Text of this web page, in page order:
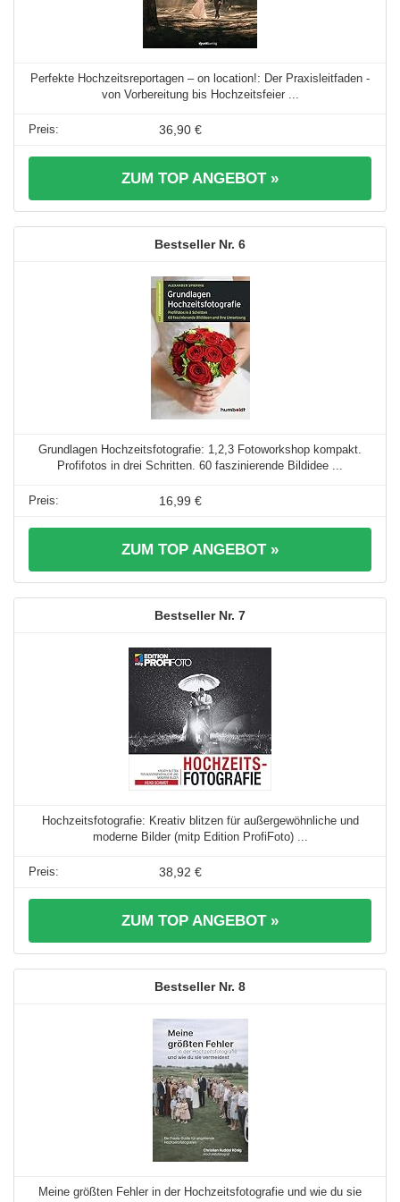
Perfekte Hochzeitsreportagen – on location!: Der Praxisleitfaden -
von Vorbereitung bis Hochzeitsfeier ...
36,90 €
ZUM TOP ANGEBOT »
6
Grundlagen Hochzeitsfotografie: 1,2,3 Fotoworkshop kompakt.
Profifotos in drei Schritten. 60 faszinierende Bildidee ...
16,99 €
ZUM TOP ANGEBOT »
7
Hochzeitsfotografie: Kreativ blitzen für außergewöhnliche und
moderne Bilder (mitp Edition ProfiFoto) ...
38,92 €
ZUM TOP ANGEBOT »
8
Meine größten Fehler in der Hochzeitsfotografie und wie du sie